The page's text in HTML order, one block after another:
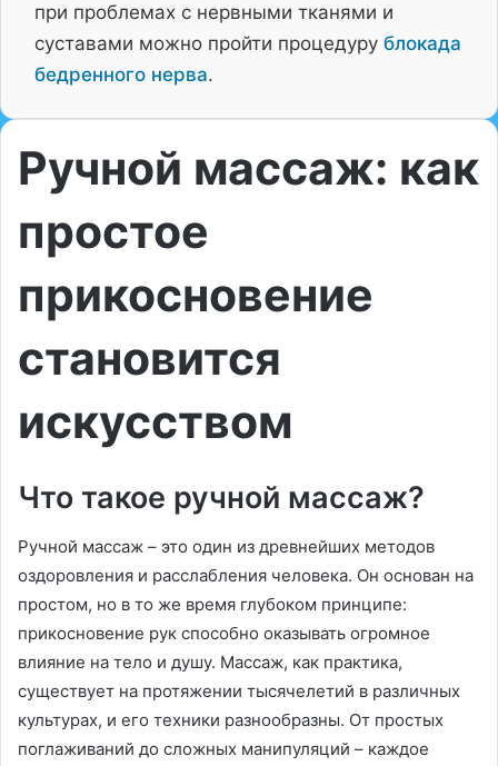
при проблемах с нервными тканями и
суставами можно пройти процедуру блокада
бедренного нерва.
Ручной массаж: как
простое
прикосновение
становится
искусством
Что такое ручной массаж?
Ручной массаж – это один из древнейших методов
оздоровления и расслабления человека. Он основан на
простом, но в то же время глубоком принципе:
прикосновение рук способно оказывать огромное
влияние на тело и душу. Массаж, как практика,
существует на протяжении тысячелетий в различных
культурах, и его техники разнообразны. От простых
поглаживаний до сложных манипуляций – каждое